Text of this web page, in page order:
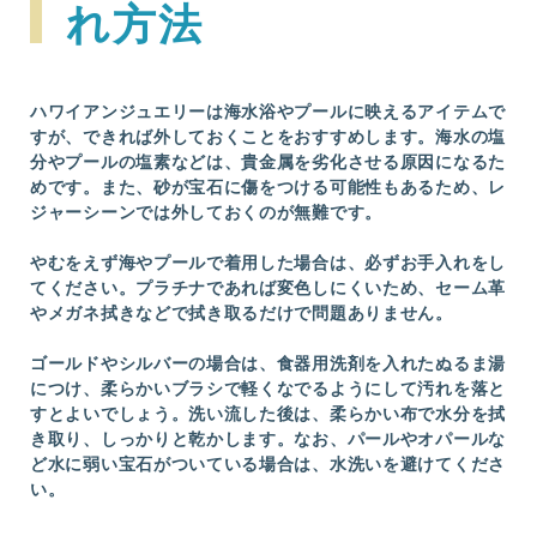
れ方法
ハワイアンジュエリーは海水浴やプールに映えるアイテムで
すが、できれば外しておくことをおすすめします。海水の塩
分やプールの塩素などは、貴金属を劣化させる原因になるた
めです。また、砂が宝石に傷をつける可能性もあるため、レ
ジャーシーンでは外しておくのが無難です。
やむをえず海やプールで着用した場合は、必ずお手入れをし
てください。プラチナであれば変色しにくいため、セーム革
やメガネ拭きなどで拭き取るだけで問題ありません。
ゴールドやシルバーの場合は、食器用洗剤を入れたぬるま湯
につけ、柔らかいブラシで軽くなでるようにして汚れを落と
すとよいでしょう。洗い流した後は、柔らかい布で水分を拭
き取り、しっかりと乾かします。なお、パールやオパールな
ど水に弱い宝石がついている場合は、水洗いを避けてくださ
い。